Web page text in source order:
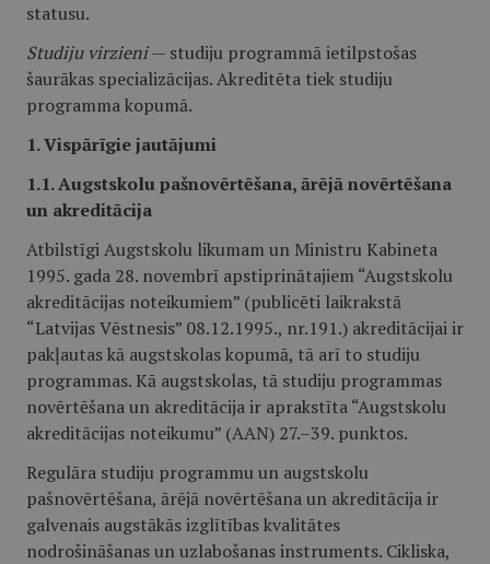
statusu.
Studiju virzieni— studiju programmā ietilpstošas
šaurākas specializācijas. Akreditēta tiek studiju
programma kopumā.
1. Vispārīgie jautājumi
1.1. Augstskolu pašnovērtēšana, ārējā novērtēšana
un akreditācija
Atbilstīgi Augstskolu likumam un Ministru Kabineta
1995. gada 28. novembrī apstiprinātajiem “Augstskolu
akreditācijas noteikumiem” (publicēti laikrakstā
“Latvijas Vēstnesis” 08.12.1995., nr.191.) akreditācijai ir
pakļautas kā augstskolas kopumā, tā arī to studiju
programmas. Kā augstskolas, tā studiju programmas
novērtēšana un akreditācija ir aprakstīta “Augstskolu
akreditācijas noteikumu” (AAN) 27.–39. punktos.
Regulāra studiju programmu un augstskolu
pašnovērtēšana, ārējā novērtēšana un akreditācija ir
galvenais augstākās izglītības kvalitātes
nodrošināšanas un uzlabošanas instruments. Cikliska,